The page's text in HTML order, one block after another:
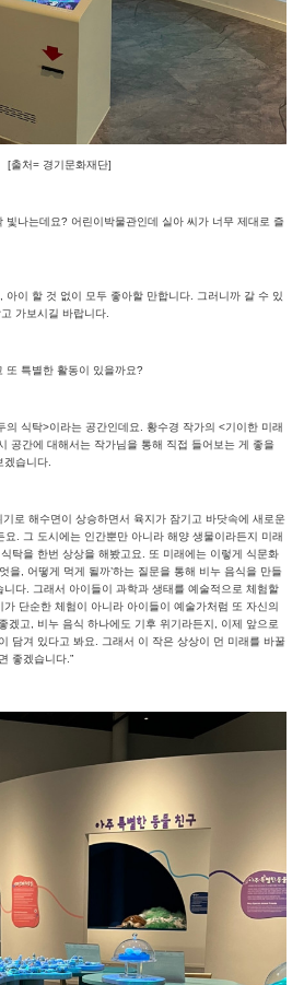
[출처= 경기문화재단]
나는데요? 어린이박물관인데 실아 씨가 너무 제대로 즐
이 할 것 없이 모두 좋아할 만합니다. 그러니까 갈 수 있
가보시길 바랍니다.
또 특별한 활동이 있을까요?
식탁>이라는 공간인데요. 황수경 작가의 <기이한 미래
공간에 대해서는 작가님을 통해 직접 들어보는 게 좋을
습니다.
로 해수면이 상승하면서 육지가 잠기고 바닷속에 새로운
요. 그 도시에는 인간뿐만 아니라 해양 생물이라든지 미래
탁을 한번 상상을 해봤고요. 또 미래에는 이렇게 식문화
을, 어떻게 먹게 될까’하는 질문을 통해 비누 음식을 만들
다. 그래서 아이들이 과학과 생태를 예술적으로 체험할
단순한 체험이 아니라 아이들이 예술가처럼 또 자신의
겠고, 비누 음식 하나에도 기후 위기라든지, 이제 앞으로
담겨 있다고 봐요. 그래서 이 작은 상상이 먼 미래를 바꿀
좋겠습니다.”